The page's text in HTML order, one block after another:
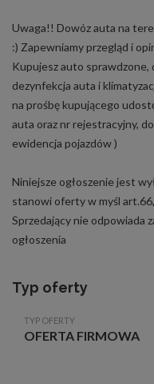
Uwaga!! Dowóz auta na
:) Zapewniamy przegląd i
Kupujesz auto sprawdzone,
dezynfekcja auta i
na prośbę kupującego
auta oraz nr rejestracyjny,
ewidencja pojazdów )
Niniejsze ogłoszenie jest
stanowi oferty w myśl
Sprzedający nie odpowiada
ogłoszenia
Typ oferty
TYP OFERTY
OFERTA FIRMOWA